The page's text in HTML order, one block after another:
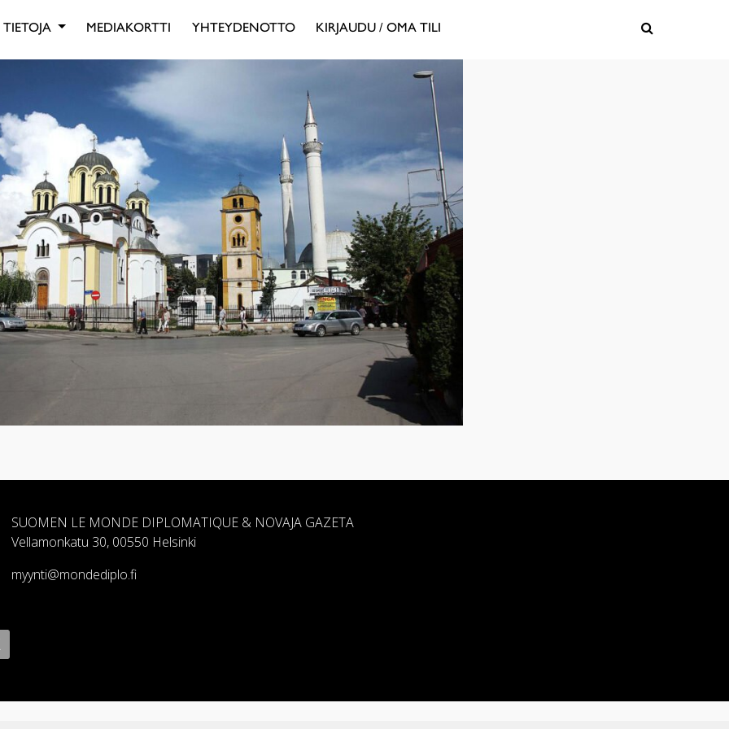
TIETOJA MEDIAKORTTI YHTEYDENOTTO KIRJAUDU / OMA TILI
SUOMEN LE MONDE DIPLOMATIQUE & NOVAJA GAZETA
Vellamonkatu 30, 00550 Helsinki
myynti@mondediplo.fi